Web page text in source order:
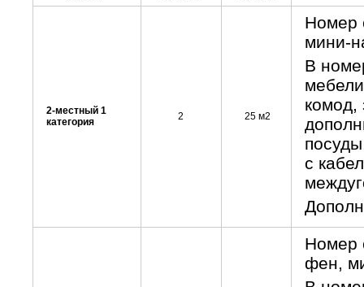
2-местный 1
категория
2 25 м2
Номер
мини-
В
комод,
с
Номер
фен,